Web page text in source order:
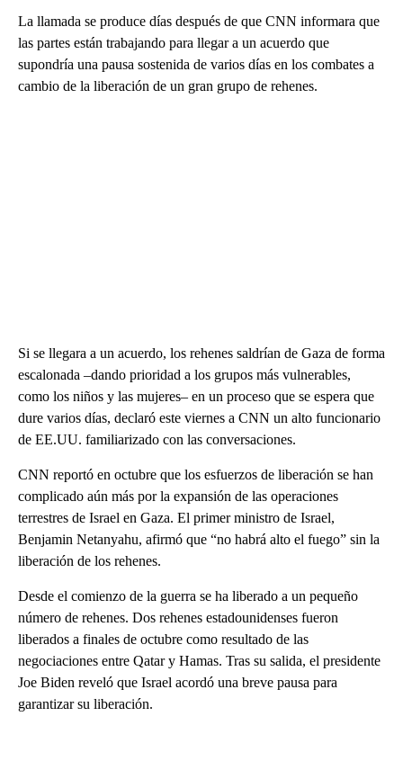
La llamada se produce días después de que CNN informara que
las partes están trabajando para llegar a un acuerdo que
supondría una pausa sostenida de varios días en los combates a
cambio de la liberación de un gran grupo de rehenes.
Si se llegara a un acuerdo, los rehenes saldrían de Gaza de forma
escalonada –dando prioridad a los grupos más vulnerables,
como los niños y las mujeres– en un proceso que se espera que
dure varios días, declaró este viernes a CNN un alto funcionario
de EE.UU. familiarizado con las conversaciones.
CNN reportó en octubre que los esfuerzos de liberación se han
complicado aún más por la expansión de las operaciones
terrestres de Israel en Gaza. El primer ministro de Israel,
Benjamin Netanyahu, afirmó que “no habrá alto el fuego” sin la
liberación de los rehenes.
Desde el comienzo de la guerra se ha liberado a un pequeño
número de rehenes. Dos rehenes estadounidenses fueron
liberados a finales de octubre como resultado de las
negociaciones entre Qatar y Hamas. Tras su salida, el presidente
Joe Biden reveló que Israel acordó una breve pausa para
garantizar su liberación.